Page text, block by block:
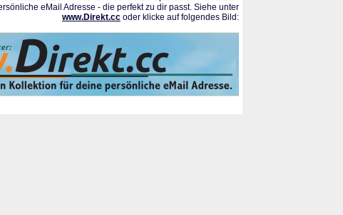
eMail Adresse - die perfekt zu dir passt. Siehe unter
www.Direkt.cc oder klicke auf folgendes Bild: